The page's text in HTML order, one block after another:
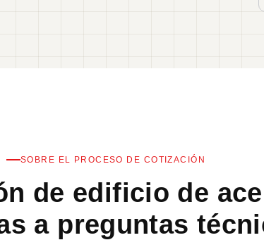
SOBRE EL PROCESO DE COTIZACIÓN
de edificio de
a preguntas